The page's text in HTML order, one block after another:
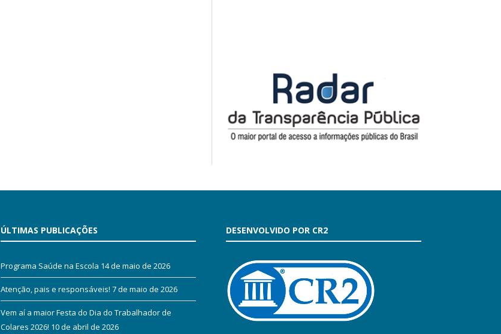
ÚLTIMAS PUBLICAÇÕES
Programa Saúde na Escola 14 de maio de 2026
Atenção, pais e responsáveis! 7 de maio de 2026
Vem aí a maior Festa do Dia do Trabalhador de
Colares 2026! 10 de abril de 2026
DESENVOLVIDO POR CR2